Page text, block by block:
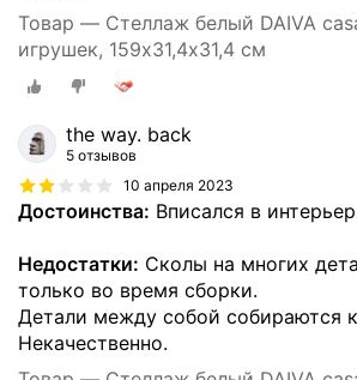
Товар — Стеллаж белый DAIVA
игрушек, 159х31,4х31,4 см
the way. back
5 отзывов
10 апреля 2023
Достоинства: Вписался в
Недостатки: Сколы на многих
только во время сборки.
Детали между собой собираются
Некачественно.